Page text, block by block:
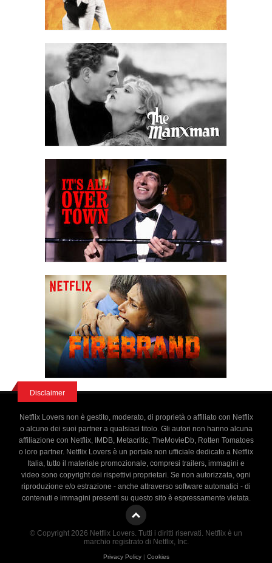
Disclaimer
Netflix Lovers non è gestito, moderato, di proprietà o affiliato con Netflix
o alcuno dei suoi partner a qualsiasi titolo. Gli autori non hanno alcuna
affiliazione con Netflix, IMDB, Metacritic, TheMovieDb, Rotten Tomatoes
o loro partner. Netflix Lovers è un portale non ufficiale dedicato a Netflix
Italia, tutto il materiale promozionale, compresi trailers, immagini e
video sono copyright dei rispettivi proprietari. Se non autorizzata, ogni
riproduzione e/o estrazione - anche attraverso software automatici - di
contenuti e immagini presenti su questo sito è espressamente vietata.
© Copyright 2026 Netflix Lovers. Tutti i diritti riservati. Netflix è un
marchio registrato di Netflix, Inc.
Privacy Policy| Cookies